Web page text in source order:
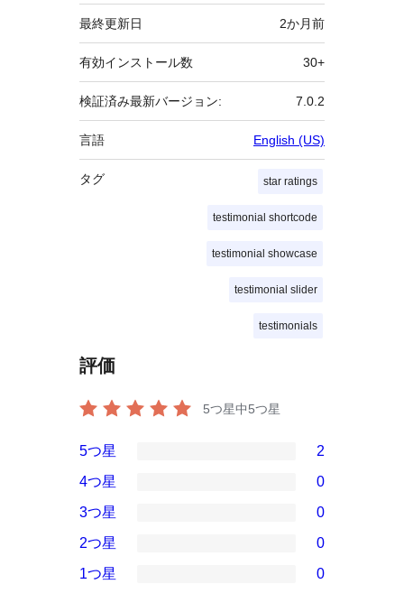
最終更新日 2か月前
有効インストール数 30+
検証済み最新バージョン: 7.0.2
言語 English (US)
タグ star ratings
testimonial shortcode
testimonial showcase
testimonial slider
testimonials
評価
5つ星中5つ星
5-
星
レ
ビ
5つ星 2
4-
星
レ
4つ星 0
3-
星
3つ星 0
2-
2つ星 0
1つ星 0